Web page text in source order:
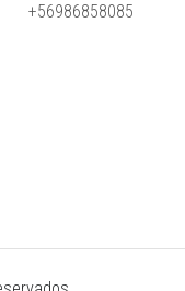
+56986858085